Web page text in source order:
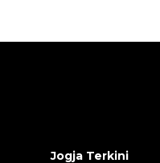
Jogja Terkini